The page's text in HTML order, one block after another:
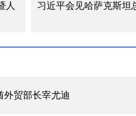
人
习近平会见哈萨克斯坦
发表署名文章《团结是强国
外贸部长宰尤迪